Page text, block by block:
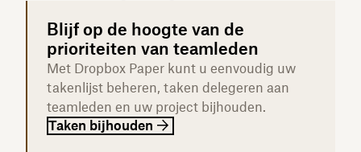
Blijf op de hoogte van de
prioriteiten van teamleden
Met Dropbox Paper kunt u eenvoudig uw
takenlijst beheren, taken delegeren aan
teamleden en uw project bijhouden.
Taken bijhouden